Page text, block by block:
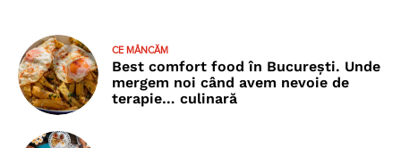
CE MÂNCĂM
Best comfort food în București. Unde
mergem noi când avem nevoie de
terapie… culinară